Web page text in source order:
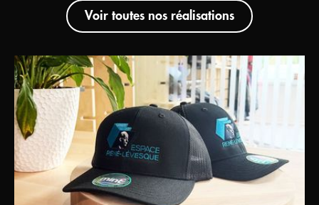
Voir toutes nos réalisations